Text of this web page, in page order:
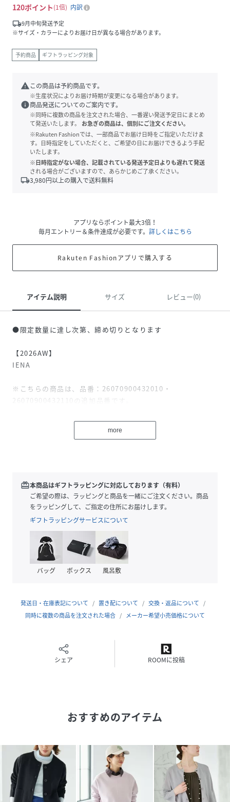
120ポイント 1倍
内訳
local_shipping9月中旬発送予定
※サイズ・カラーによりお届け日が異なる場合があります。
予約商品 ギフトラッピング対象
warning この商品は予約商品です。
※生産状況によりお届け時期が変更になる場合があります。
info商品発送についてのご案内です。
※同時に複数の商品を注文された場合、一番遅い発送予定日にまとめ
て発送いたします。
お急ぎの商品は、個別にご注文ください。
※Rakuten Fashionでは、一部商品でお届け日時をご指定いただけま
す。日時指定をしていただくと、ご希望の日にお届けできるよう手配
いたします。
※日時指定がない場合、記載されている発送予定日よりも遅れて発送
される場合がございますので、あらかじめご了承ください。
local_shipping3,980円以上の購入で送料無料
アプリならポイント最大3倍！
毎月エントリー＆条件達成が必要です。 詳しくはこちら
Rakuten Fashionアプリで購入する
アイテム説明 サイズ レビュー(0)
●限定数量に達し次第、締め切りとなります
【2026AW】
IENA
※こちらの商品は、品番：26070900432010・
26070900432110の追加品番です。
2WAYで着回し可能な人気トップスがリクエストにお応えし
キックバックに優れたストレッチ混の糸を度詰めにすること
で、程よいハリ感をプラス。
硬さはなく、ダレにくく仕立て映えのする素材感で、大人が
きれいに着られるスウェットに仕上げています。
ベーシックなクルーネックスウェットをベースに、逆開きの
オープンファスナーを採用。
プルオーバーとしてはもちろん、ファスナーを開けてパーカ
ー感覚の羽織としても着用できる2WAY仕様です。
前後どちらでも着用可能なデザインのため、ポケットの袋布
は身頃に固定せず、着用時のバランスにも配慮。
＊＊＊＊＊＊＊＊＊＊＊＊＊＊＊＊＊＊＊＊＊＊
生地の厚さ：普通
※取り扱いについては、商品についている品質表示でご確認
ください。
※こちらの商品は、IENAでの取り扱いになります。
more
redeem本商品はギフトラッピングに対応しております（有料）
ご希望の際は、ラッピングと商品を一緒にご注文ください。商品
をラッピングして、ご指定の住所にお届けします。
ギフトラッピングサービスについて
バッグ ボックス 風呂敷
発送日・在庫表記について 置き配について
交換・返品について
同時に複数の商品を注文された場合
メーカー希望小売価格について
シェア ROOMに投稿
おすすめのアイテム